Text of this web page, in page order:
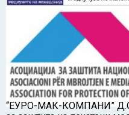
“ЕУРО-МАК-КОМПАНИ”